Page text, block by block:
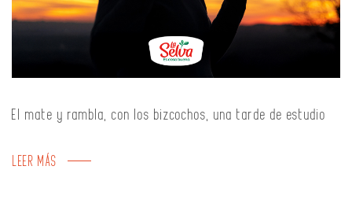
El mate y rambla, con los bizcochos, una tarde de estudio
LEER MÁS